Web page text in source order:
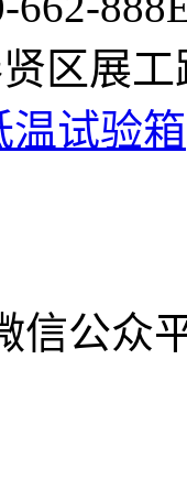
区展工
温试验箱
信公众